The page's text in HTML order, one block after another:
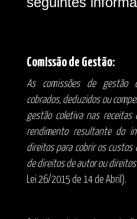
Comissão de Gestão:
As comissões de gestão
cobrados, deduzidos ou
gestão coletiva nas
rendimento resultante do
direitos para cobrir os custos
de direitos de autor ou
Lei 26/2015 de 14 de Abril).